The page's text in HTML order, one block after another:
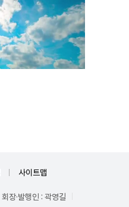
사이트맵
회장·발행인 : 곽영길